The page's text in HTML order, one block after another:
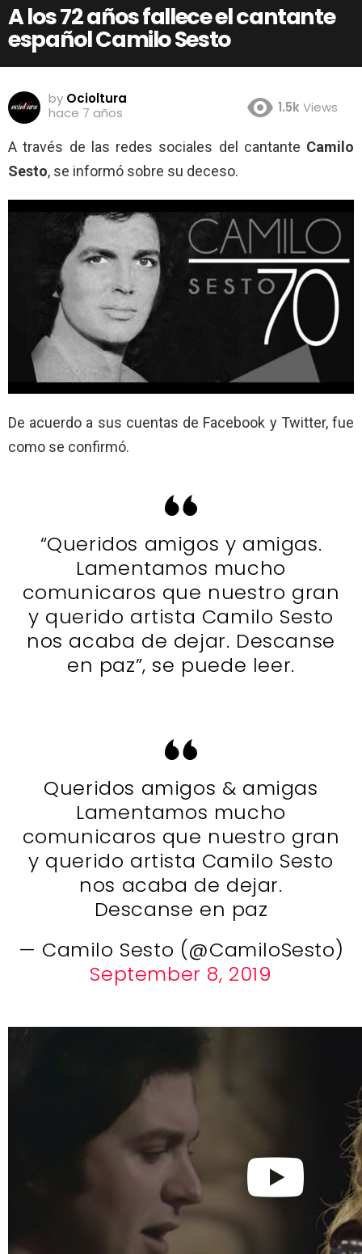
A los 72 años fallece el cantante
español Camilo Sesto
by Ocioltura
hace 7 años
1.5kViews
A través de las redes sociales del cantante Camilo
Sesto, se informó sobre su deceso.
De acuerdo a sus cuentas de Facebook y Twitter, fue
como se confirmó.
“Queridos amigos y amigas.
Lamentamos mucho
comunicaros que nuestro gran
y querido artista Camilo Sesto
nos acaba de dejar. Descanse
en paz”, se puede leer.
Queridos amigos & amigas
Lamentamos mucho
comunicaros que nuestro gran
y querido artista Camilo Sesto
nos acaba de dejar.
Descanse en paz
— Camilo Sesto (@CamiloSesto)
September 8, 2019